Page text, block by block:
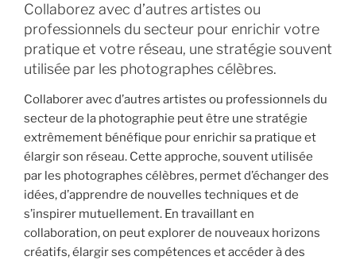
Collaborez avec d’autres artistes ou
professionnels du secteur pour enrichir votre
pratique et votre réseau, une stratégie souvent
utilisée par les photographes célèbres.
Collaborer avec d’autres artistes ou professionnels du
secteur de la photographie peut être une stratégie
extrêmement bénéfique pour enrichir sa pratique et
élargir son réseau. Cette approche, souvent utilisée
par les photographes célèbres, permet d’échanger des
idées, d’apprendre de nouvelles techniques et de
s’inspirer mutuellement. En travaillant en
collaboration, on peut explorer de nouveaux horizons
créatifs, élargir ses compétences et accéder à des